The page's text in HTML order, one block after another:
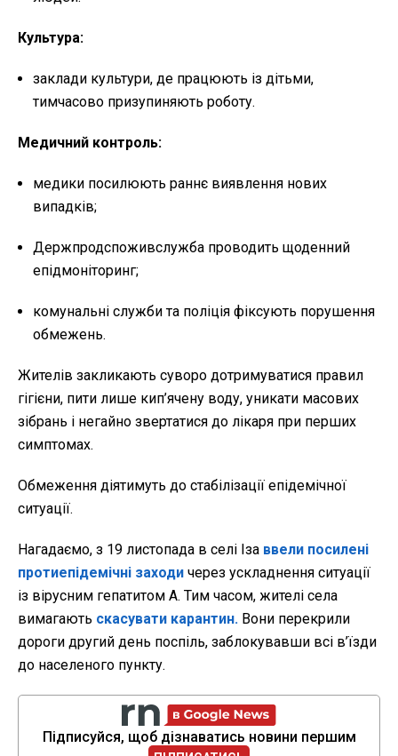
Культура:
заклади культури, де працюють із дітьми,
тимчасово призупиняють роботу.
Медичний контроль:
медики посилюють раннє виявлення нових
випадків;
Держпродспоживслужба проводить щоденний
епідмоніторинг;
комунальні служби та поліція фіксують порушення
обмежень.
Жителів закликають суворо дотримуватися правил
гігієни, пити лише кип’ячену воду, уникати масових
зібрань і негайно звертатися до лікаря при перших
симптомах.
Обмеження діятимуть до стабілізації епідемічної
ситуації.
Нагадаємо, з 19 листопада в селі Іза ввели посилені
протиепідемічні заходи через ускладнення ситуації
із вірусним гепатитом А. Тим часом, жителі села
вимагають скасувати карантин. Вони перекрили
дороги другий день поспіль, заблокувавши всі в’їзди
до населеного пункту.
Підписуйся, щоб дізнаватись новини першим